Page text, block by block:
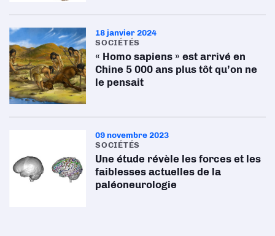
18 janvier 2024
SOCIÉTÉS
« Homo sapiens » est arrivé en
Chine 5 000 ans plus tôt qu’on ne
le pensait
09 novembre 2023
SOCIÉTÉS
Une étude révèle les forces et les
faiblesses actuelles de la
paléoneurologie